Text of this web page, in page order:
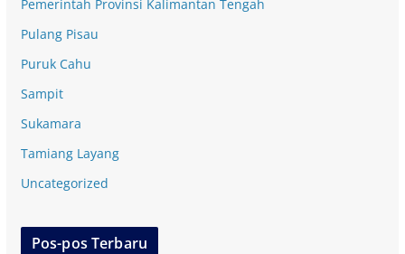
Pemerintah Provinsi Kalimantan Tengah
Pulang Pisau
Puruk Cahu
Sampit
Sukamara
Tamiang Layang
Uncategorized
Pos-pos Terbaru